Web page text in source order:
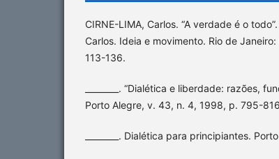
CIRNE-LIMA, Carlos. “A verdade é o
Carlos. Ideia e movimento. Rio de
113-136.
________. “Dialética e liberdade: razões,
Porto Alegre, v. 43, n. 4, 1998, p. 795-
________. Dialética para principiantes.